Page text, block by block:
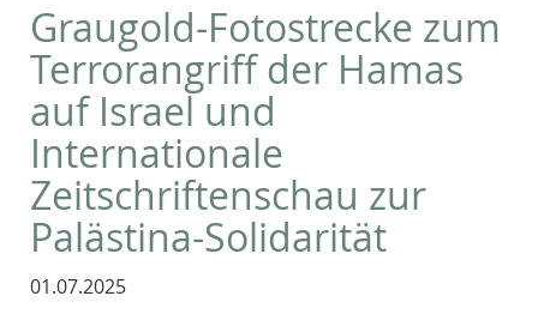
Graugold-Fotostrecke zum
Terrorangriff der Hamas
auf Israel und
Internationale
Zeitschriftenschau zur
Palästina-Solidarität
01.07.2025